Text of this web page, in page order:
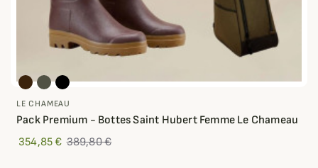
LE CHAMEAU
Pack Premium - Bottes Saint Hubert Femme Le Chameau
354,85 € 389,80 €